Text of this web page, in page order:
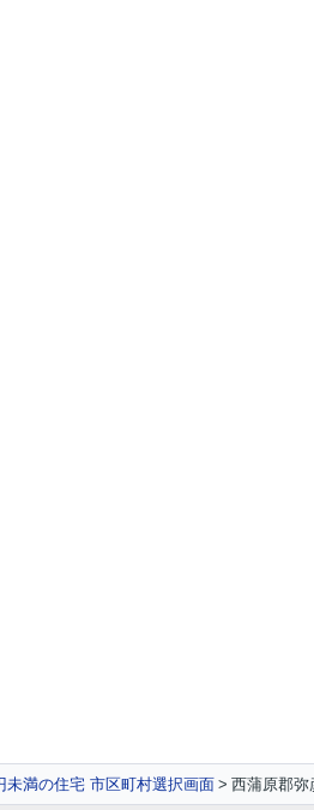
未満の住宅 市区町村選択画面 西蒲原郡弥